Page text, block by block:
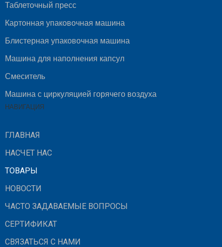
Таблеточный пресс
Картонная упаковочная машина
Блистерная упаковочная машина
Машина для наполнения капсул
Смеситель
Машина с циркуляцией горячего воздуха
НАВИГАЦИЯ
ГЛАВНАЯ
НАСЧЕТ НАС
ТОВАРЫ
НОВОСТИ
ЧАСТО ЗАДАВАЕМЫЕ ВОПРОСЫ
СЕРТИФИКАТ
СВЯЗАТЬСЯ С НАМИ